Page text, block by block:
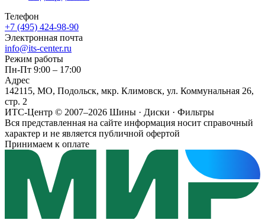
Телефон
+7 (495) 424-98-90
Электронная почта
info@its-center.ru
Режим работы
Пн-Пт 9:00 – 17:00
Адрес
142115, МО, Подольск, мкр. Климовск, ул. Коммунальная 26,
стр. 2
ИТС-Центр © 2007–2026 Шины · Диски · Фильтры
Вся представленная на сайте информация носит справочный
характер и не является публичной офертой
Принимаем к оплате